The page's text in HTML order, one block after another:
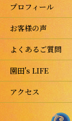
プロフィール
お客様の声
よくあるご質問
園田's LIFE
アクセス